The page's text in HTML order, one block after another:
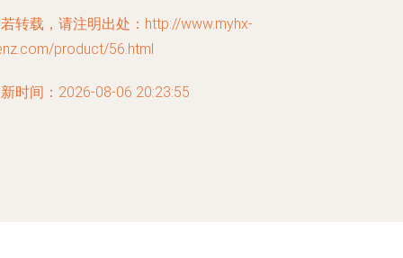
转载，请注明出处：http://www.myhx-
product/56.html
时间：2026-08-06 20:23:55